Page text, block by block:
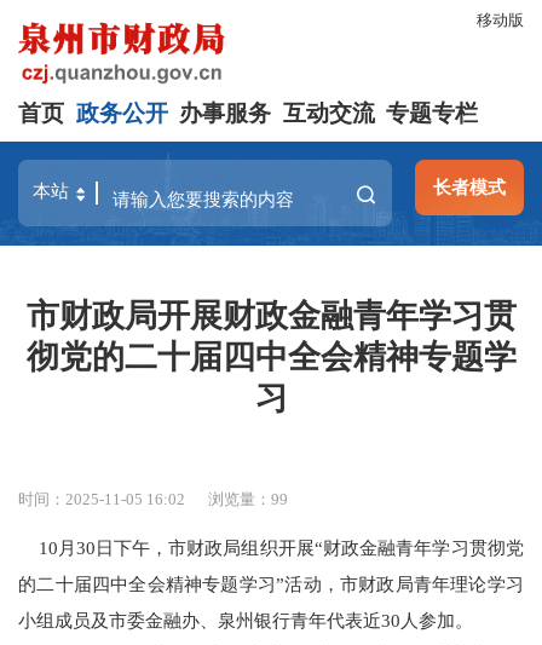
移动版
首页 政务公开 办事服务 互动交流 专题专栏
长者模式
市财政局开展财政金融青年学习贯
彻党的二十届四中全会精神专题学
习
时间：2025-11-05 16:02 浏览量：99
10月30日下午，市财政局组织开展“财政金融青年学习贯彻党
的二十届四中全会精神专题学习”活动，市财政局青年理论学习
小组成员及市委金融办、泉州银行青年代表近30人参加。